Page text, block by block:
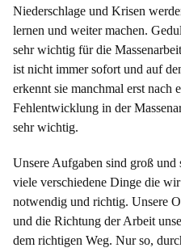
Niederschlage und Krisen
lernen und weiter machen.
sehr wichtig für die
ist nicht immer sofort und auf
erkennt sie manchmal erst nach
Fehlentwicklung in der
sehr wichtig.
Unsere Aufgaben sind groß und
viele verschiedene Dinge die
notwendig und richtig. Unsere
und die Richtung der Arbeit
dem richtigen Weg. Nur so,